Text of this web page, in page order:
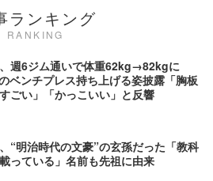
ランキング
RANKING
週6ジム通いで体重62kg→82kgに
ベンチプレス持ち上げる姿披露「胸板
ごい」「かっこいい」と反響
“明治時代の文豪”の玄孫だった「教科
っている」名前も先祖に由来